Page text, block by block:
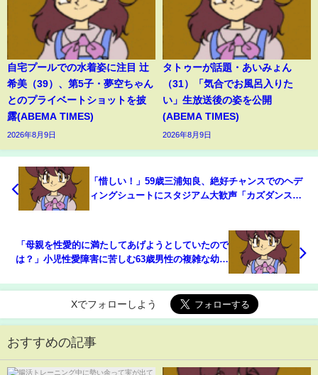
自宅プールでの水着姿に注目 辻
希美（39）、第5子・夢空ちゃん
とのプライベートショットを披
露(ABEMA TIMES)
2026年8月9日
タトゥーが話題・あいみょん
（31）「気合でお風呂入りた
い」生放送後の姿を公開
(ABEMA TIMES)
2026年8月9日
「惜しい！」59歳三浦知良、絶好チャンスでのヘデ
ィングシュートにスタジアム大歓声「カズダンス見
「母親を性愛的に満たしてあげようとしていたので
は？」小児性愛障害に苦しむ63歳男性の複雑な幼少
Xでフォローしよう
おすすめの記事